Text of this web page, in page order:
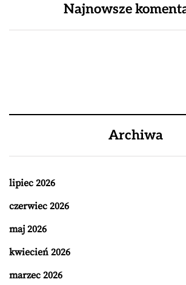
Najnowsze
Archiwa
lipiec 2026
czerwiec 2026
maj 2026
kwiecień 2026
marzec 2026